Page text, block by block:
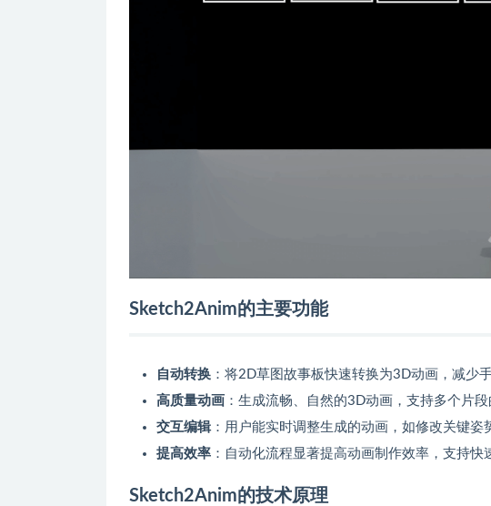
Sketch2Anim的主要功能
自动转换 ：将2D草图故事板快速转换为3D动画，减少
高质量动画 ：生成流畅、自然的3D动画，支持多个片段
交互编辑：用户能实时调整生成的动画，如修改关键姿
提高效率 ：自动化流程显著提高动画制作效率，支持快
Sketch2Anim的技术原理